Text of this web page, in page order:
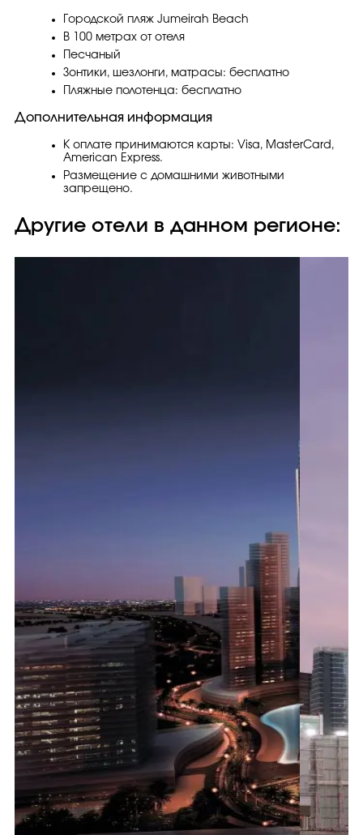
Городской пляж Jumeirah Beach
В 100 метрах от отеля
Песчаный
Зонтики, шезлонги, матрасы: бесплатно
Пляжные полотенца: бесплатно
Дополнительная информация
К оплате принимаются карты: Visa, MasterCard,
American Express.
Размещение с домашними животными
запрещено.
Другие отели в данном регионе: